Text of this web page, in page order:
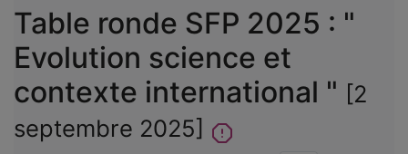
Table ronde SFP 2025 : "
Evolution science et
contexte international " [2
septembre 2025]